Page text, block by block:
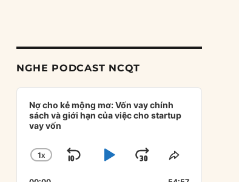
NGHE PODCAST NCQT
Audio
Player
Nợ cho kẻ mộng mơ: Vốn vay chính
sách và giới hạn của việc cho startup
vay vốn
CHANGE
1X
SKIPPLAYJUMPSHARE